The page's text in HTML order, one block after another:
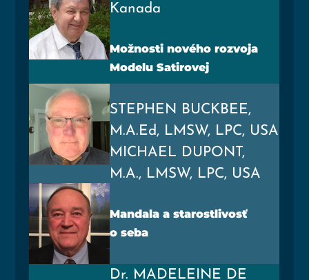
Kanada
Mož­nos­ti nové­ho roz­vo­ja
Mode­lu Satirovej
STEPHEN BUCKBEE,
M.A.Ed, LMSW, LPC, USA
MICHAEL DUPONT,
M.A., LMSW, LPC, USA
Man­da­la a sta­rost­li­vosť
o seba
Dr. MADELEINE DE